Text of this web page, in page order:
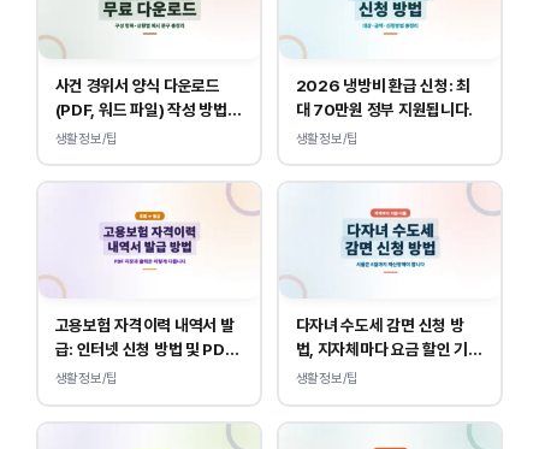
사건 경위서 양식 다운로드
(PDF, 워드 파일) 작성 방법
및 예시
생활정보/팁
2026 냉방비 환급 신청: 최
대 70만원 정부 지원됩니다.
생활정보/팁
고용보험 자격이력 내역서 발
급: 인터넷 신청 방법 및 PDF
양식 출력
생활정보/팁
다자녀 수도세 감면 신청 방
법, 지자체마다 요금 할인 기준
이 다릅니다.
생활정보/팁